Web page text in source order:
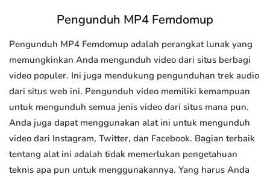
Pengunduh MP4 Femdomup
Pengunduh MP4 Femdomup adalah perangkat lunak yang
memungkinkan Anda mengunduh video dari situs berbagi
video populer. Ini juga mendukung pengunduhan trek audio
dari situs web ini. Pengunduh video memiliki kemampuan
untuk mengunduh semua jenis video dari situs mana pun.
Anda juga dapat menggunakan alat ini untuk mengunduh
video dari Instagram, Twitter, dan Facebook. Bagian terbaik
tentang alat ini adalah tidak memerlukan pengetahuan
teknis apa pun untuk menggunakannya. Yang harus Anda